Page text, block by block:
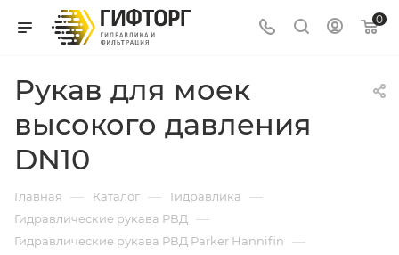
0
Рукав для моек
высокого давления
DN10
Главная — Каталог — Гидравлика —
Гидравлические рукава РВД —
Гидравлические рукава РВД Parker Hannifin —